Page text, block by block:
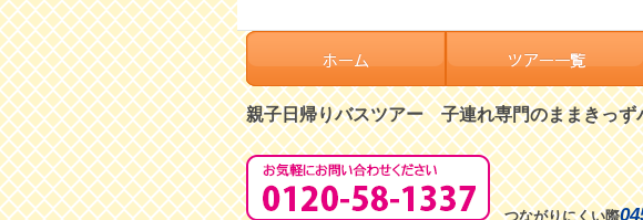
親子日帰りバスツアー 子連れ専門のままきっず
つながりにくい際